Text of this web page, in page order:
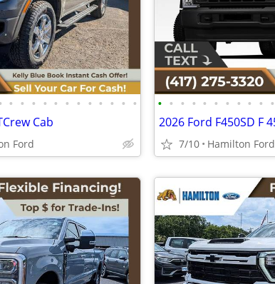
• • • • • • • • • • • •
Cab
Ford
• • • • • • • • • • •
7/10 Hamilton Ford